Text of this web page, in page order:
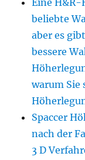
Eine H&R-
beliebte
aber es
bessere
warum Sie
Spaccer
nach der
3 D